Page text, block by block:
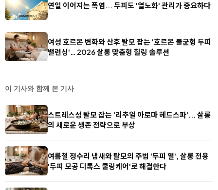
연일 이어지는 폭염... 두피도 '열노화' 관리가 중요하다
여성 호르몬 변화와 산후 탈모 잡는 '호르몬 불균형 두피
밸런싱'… 2026 살롱 맞춤형 힐링 솔루션
이 기사와 함께 본 기사
스트레스성 탈모 잡는 '리추얼 아로마 헤드스파'... 살롱
의 새로운 생존 전략으로 부상
여름철 정수리 냄새와 탈모의 주범 '두피 열', 살롱 전용
'두피 모공 디톡스 쿨링케어'로 해결한다